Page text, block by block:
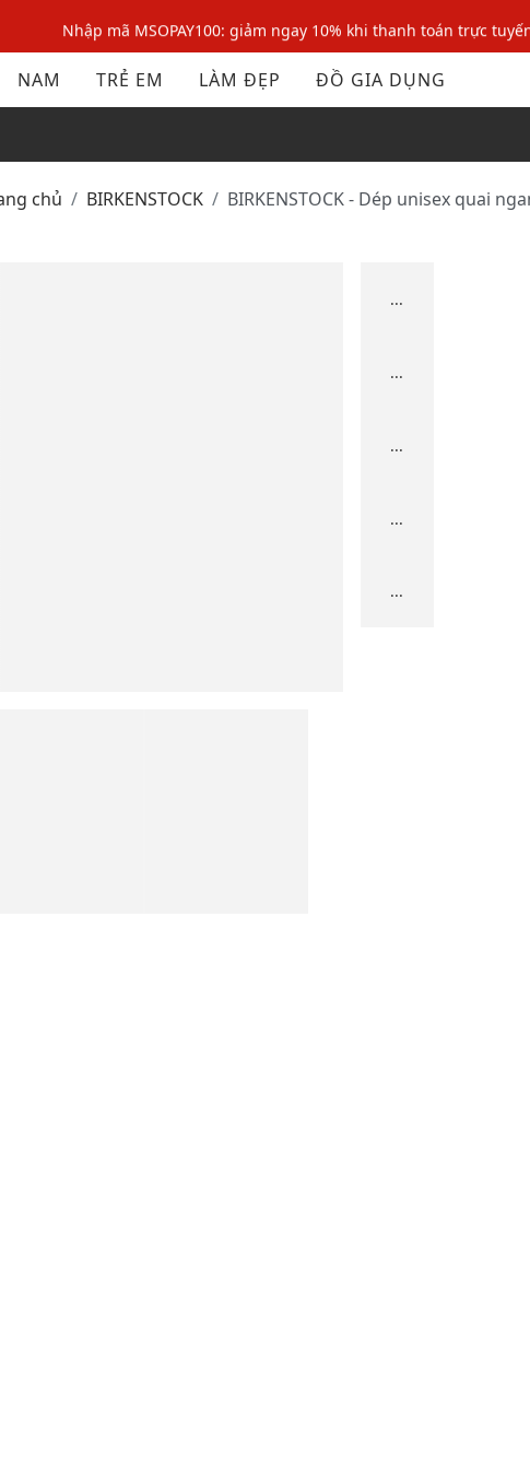
Nhập mã MSOPAY100: giảm ngay 10% khi thanh toán trực
Nhập mã: MSOXINCHAO - Giảm 10% đơn đầu cho thành viên mới!
Nhập mã MSOPAY100: giảm ngay 10% khi thanh toán trực
NAM TRẺ EM LÀM ĐẸP ĐỒ GIA DỤNG
chủ BIRKENSTOCK BIRKENSTOCK - Dép unisex quai
...
...
...
...
...